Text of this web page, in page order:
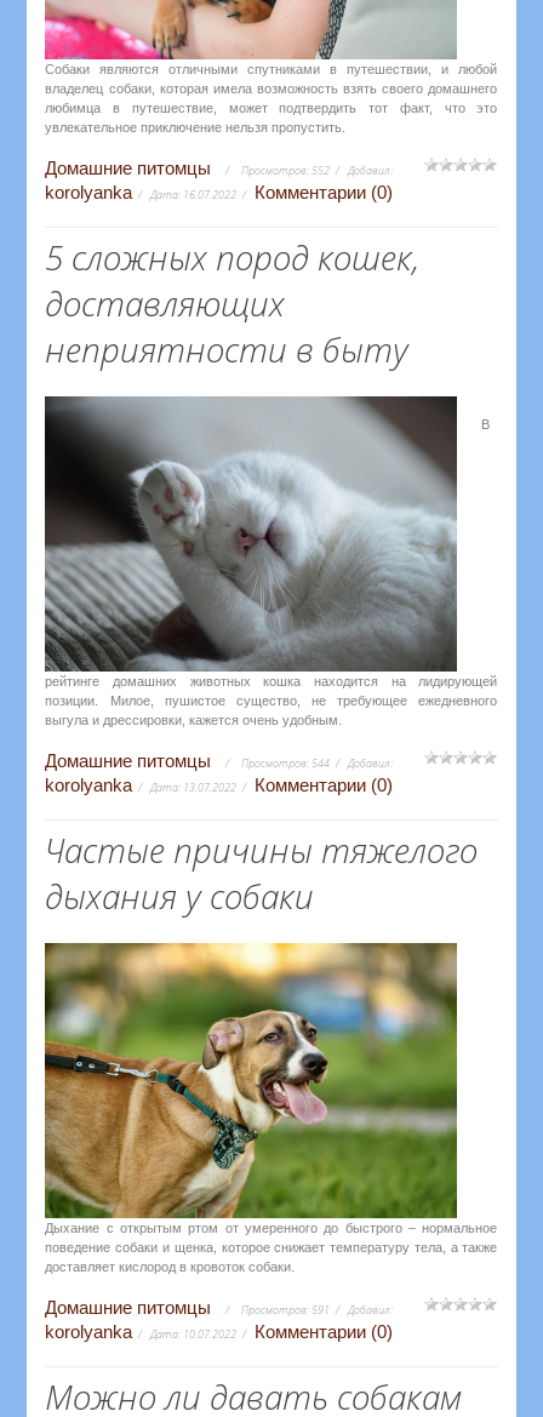
Собаки являются отличными спутниками в путешествии, и любой
владелец собаки, которая имела возможность взять своего домашнего
любимца в путешествие, может подтвердить тот факт, что это
увлекательное приключение нельзя пропустить.
Домашние питомцы Просмотров:552 Добавил:
korolyanka Дата: 16.07.2022 Комментарии (0)
5 сложных пород кошек,
доставляющих
неприятности в быту
В
рейтинге домашних животных кошка находится на лидирующей
позиции. Милое, пушистое существо, не требующее ежедневного
выгула и дрессировки, кажется очень удобным.
Домашние питомцы Просмотров:544 Добавил:
korolyanka Дата: 13.07.2022 Комментарии (0)
Частые причины тяжелого
дыхания у собаки
Дыхание с открытым ртом от умеренного до быстрого – нормальное
поведение собаки и щенка, которое снижает температуру тела, а также
доставляет кислород в кровоток собаки.
Домашние питомцы Просмотров:591 Добавил:
korolyanka Дата: 10.07.2022 Комментарии (0)
Можно ли давать собакам